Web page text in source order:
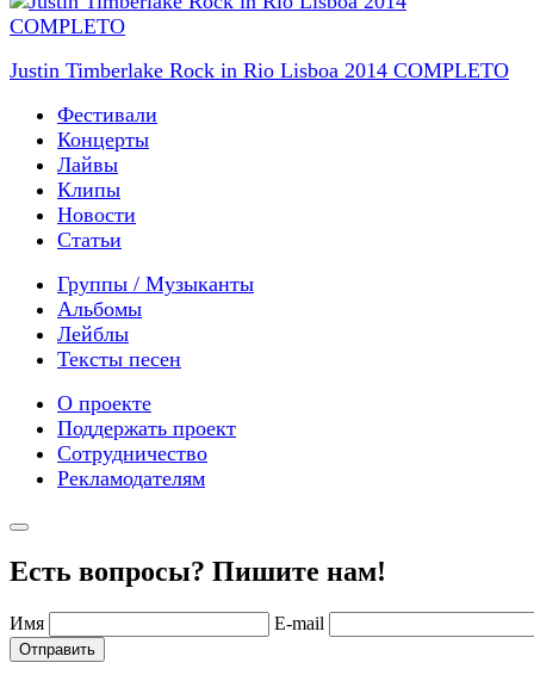
Justin Timberlake Rock in Rio Lisboa 2014 COMPLETO
Фестивали
Концерты
Лайвы
Клипы
Новости
Статьи
Группы / Музыканты
Альбомы
Лейблы
Тексты песен
О проекте
Поддержать проект
Сотрудничество
Рекламодателям
Есть вопросы? Пишите нам!
Имя E-mail